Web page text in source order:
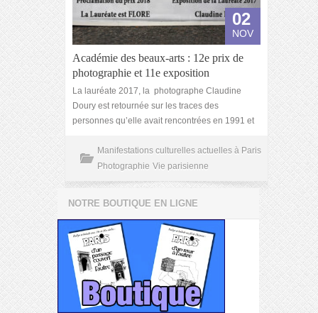
02
NOV
Académie des beaux-arts : 12e prix de
photographie et 11e exposition
La lauréate 2017, la photographe Claudine
Doury est retournée sur les traces des
personnes qu’elle avait rencontrées en 1991 et
Manifestations culturelles actuelles à Paris
Photographie Vie parisienne
NOTRE BOUTIQUE EN LIGNE